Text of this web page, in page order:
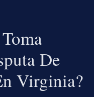
De
Virginia?